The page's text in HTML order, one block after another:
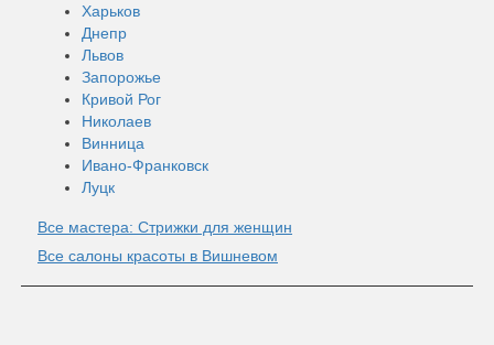
Харьков
Днепр
Львов
Запорожье
Кривой Рог
Николаев
Винница
Ивано-Франковск
Луцк
Все мастера: Стрижки для женщин
Все салоны красоты в Вишневом